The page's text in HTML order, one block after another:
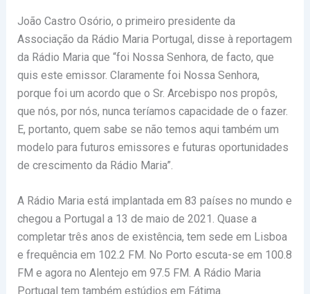
João Castro Osório, o primeiro presidente da
Associação da Rádio Maria Portugal, disse à reportagem
da Rádio Maria que “foi Nossa Senhora, de facto, que
quis este emissor. Claramente foi Nossa Senhora,
porque foi um acordo que o Sr. Arcebispo nos propôs,
que nós, por nós, nunca teríamos capacidade de o fazer.
E, portanto, quem sabe se não temos aqui também um
modelo para futuros emissores e futuras oportunidades
de crescimento da Rádio Maria”.
A Rádio Maria está implantada em 83 países no mundo e
chegou a Portugal a 13 de maio de 2021. Quase a
completar três anos de existência, tem sede em Lisboa
e frequência em 102.2 FM. No Porto escuta-se em 100.8
FM e agora no Alentejo em 97.5 FM. A Rádio Maria
Portugal tem também estúdios em Fátima.